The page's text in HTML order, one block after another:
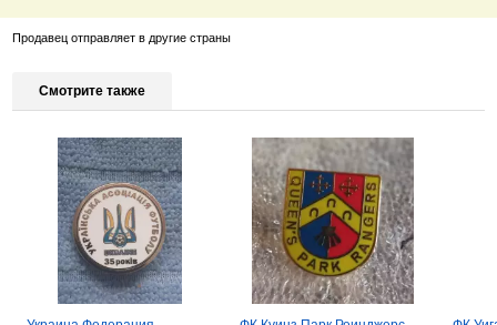
Продавец отправляет в другие страны
Смотрите также